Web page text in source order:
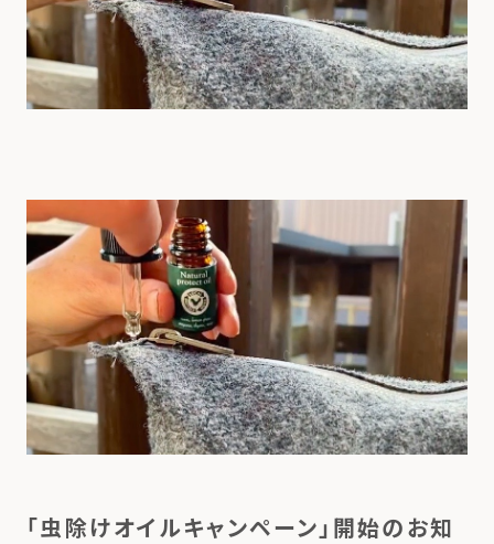
「虫除けオイルキャンペーン」開始のお知